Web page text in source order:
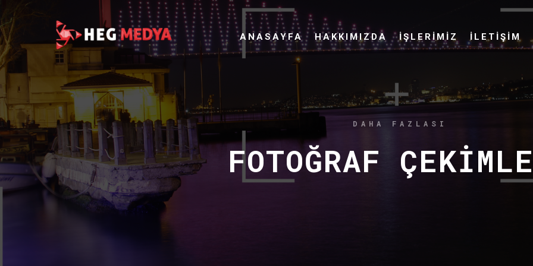
ANASAYFA HAKKIMIZDA İŞLERIMIZ İLETIŞIM
DAHA FAZLASI
FOTOĞRAF